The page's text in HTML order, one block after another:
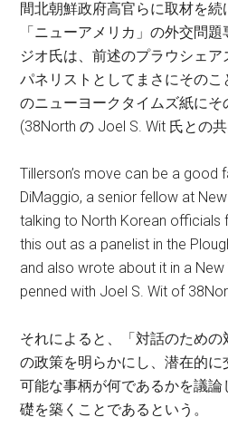
間北朝鮮政府高官らに取材を続
「ニューアメリカ」の外交問
ジオ氏は、前述のプラウシェ
パネリストとしてまさにその
のニューヨークタイムズ紙にそ
(38North の Joel S. Wit 氏との
Tillerson’s move can be a good
DiMaggio, a senior fellow at
talking to North Korean officials
this out as a panelist in the
and also wrote about it in a
penned with Joel S. Wit of
それによると、「対話のため
の政策を明らかにし、潜在的
可能な事柄が何であるかを議
礎を築くことであるという。